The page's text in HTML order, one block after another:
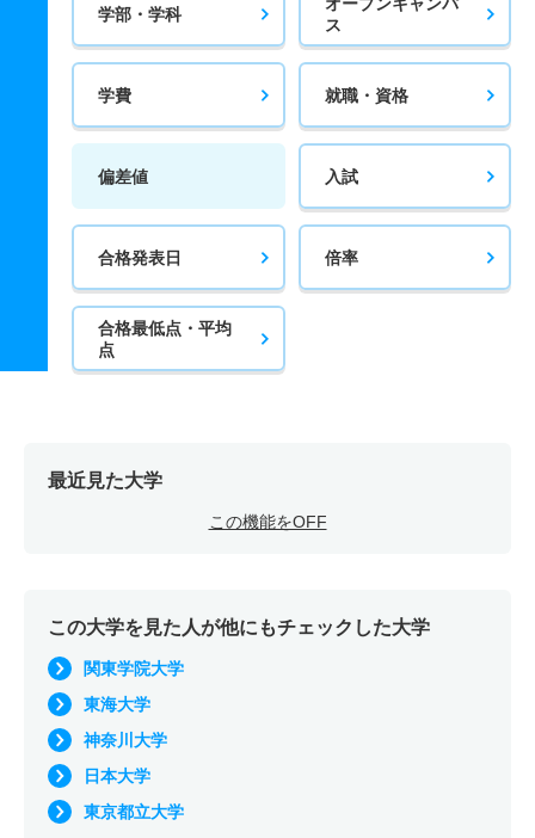
学部・学科
ス
学費 就職・資格
偏差値 入試
合格発表日 倍率
合格最低点・平均
点
最近見た大学
この機能をOFF
この大学を見た人が他にもチェックした大学
関東学院大学
東海大学
神奈川大学
日本大学
東京都立大学